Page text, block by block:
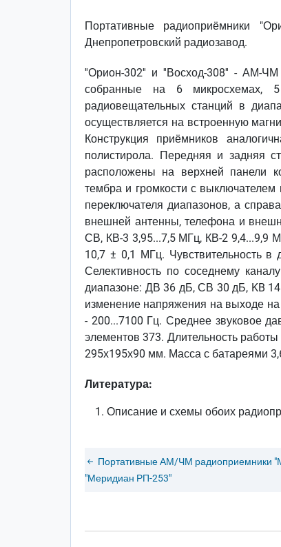
Портативные радиоприёмники
Днепропетровский радиозавод.
''Орион-302'' и ''Восход-308'' - АМ-ЧМ
собранные на 6 микросхемах,
радиовещательных станций в
осуществляется на встроенную
Конструкция приёмников
полистирола. Передняя и задняя
расположены на верхней панели
тембра и громкости с
переключателя диапазонов, а
внешней антенны, телефона и
СВ, КВ-3 3,95...7,5 МГц, КВ-2 9,4...9,9
10,7 ± 0,1 МГц. Чувствительность
Селективность по соседнему
диапазоне: ДВ 36 дБ, СВ 30 дБ, KB
изменение напряжения на выходе
- 200...7100 Гц. Среднее звуковое
элементов 373. Длительность
295х195х90 мм. Масса с батареями
Литература:
Описание и схемы обоих
Портативные АМ/ЧМ радиоприемники
"Меридиан РП-253"